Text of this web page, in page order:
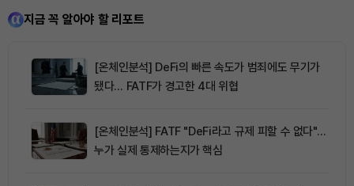
지금 꼭 알아야 할 리포트
[온체인분석] DeFi의 빠른 속도가 범죄에도 무기가
됐다… FATF가 경고한 4대 위협
[온체인분석] FATF "DeFi라고 규제 피할 수 없다"…
누가 실제 통제하는지가 핵심